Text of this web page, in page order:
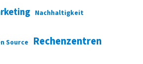
Nachhaltigkeit
Source Rechenzentren